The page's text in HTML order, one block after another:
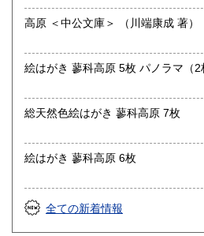
買取が出来る本とそうでない本があ
取り扱い分野
哲学宗教、歴史、社会科学、美術
ブカルチャー、古書一般（その他）
高原 ＜中公文庫＞ （川端康成 著）
絵はがき 蓼科高原 5枚 パノラマ（2
総天然色絵はがき 蓼科高原 7枚
絵はがき 蓼科高原 6枚
全ての新着情報